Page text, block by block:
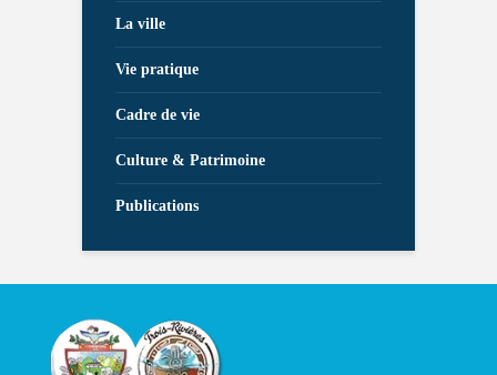
La ville
Vie pratique
Cadre de vie
Culture & Patrimoine
Publications